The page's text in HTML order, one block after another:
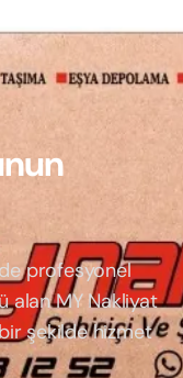
nun
profesyonel
alanMY Nakliyat
şekilde hizmet